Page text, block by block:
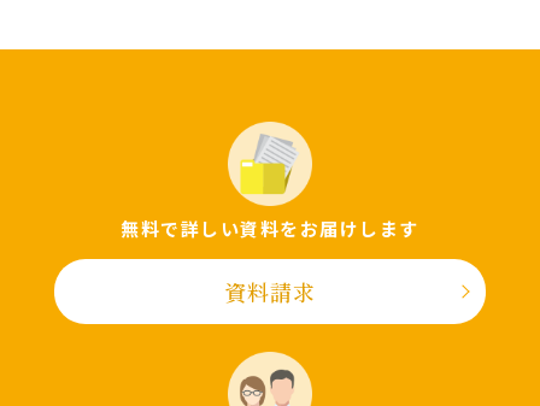
無料で詳しい資料をお届けします
資料請求